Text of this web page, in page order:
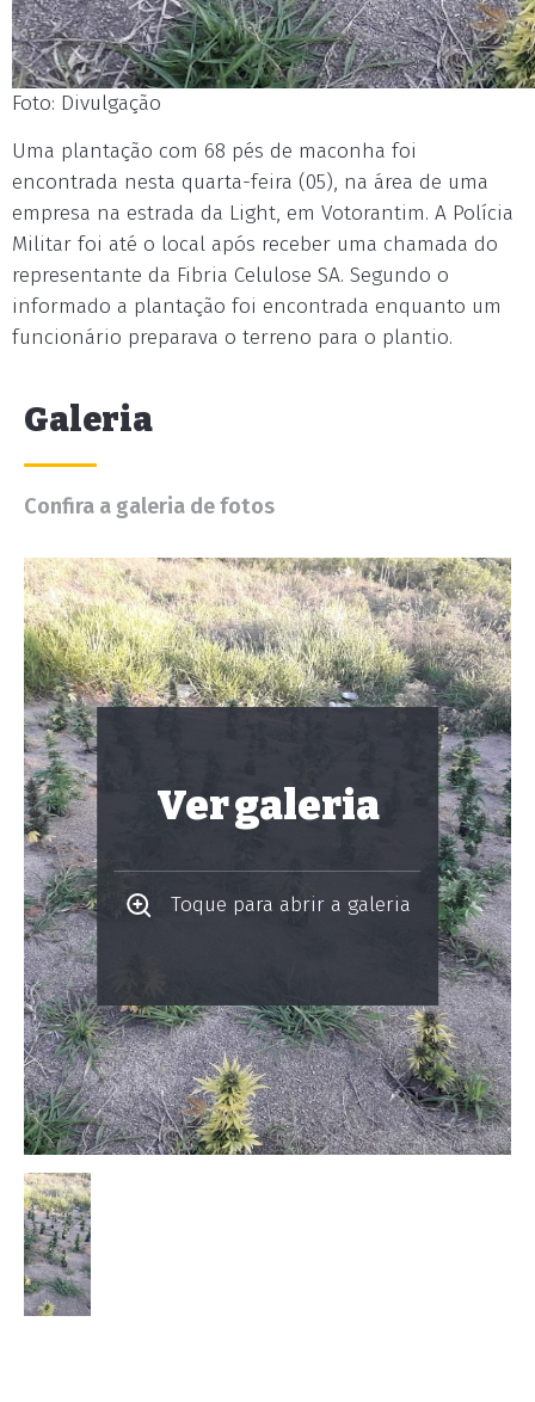
Foto: Divulgação
Uma plantação com 68 pés de maconha foi
encontrada nesta quarta-feira (05), na área de uma
empresa na estrada da Light, em Votorantim. A Polícia
Militar foi até o local após receber uma chamada do
representante da Fibria Celulose SA. Segundo o
informado a plantação foi encontrada enquanto um
funcionário preparava o terreno para o plantio.
Galeria
Confira a galeria de fotos
Ver galeria
Toque para abrir a galeria